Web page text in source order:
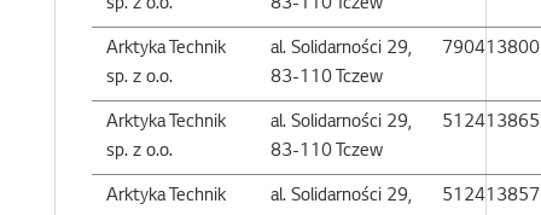
sp. z o.o.
83-110 Tczew
Arktyka Technik
sp. z o.o.
al. Solidarności 29,
83-110 Tczew
790413800
Arktyka Technik
sp. z o.o.
al. Solidarności 29,
83-110 Tczew
512413865
Arktyka Technik
al. Solidarności 29,
512413857